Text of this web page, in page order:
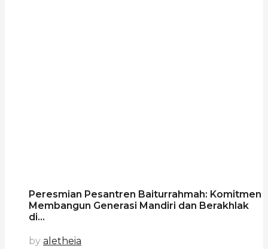
Peresmian Pesantren Baiturrahmah: Komitmen
Membangun Generasi Mandiri dan Berakhlak
di...
by aletheia